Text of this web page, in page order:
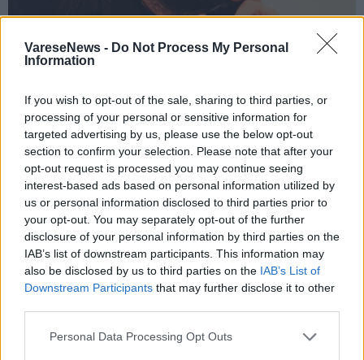
VareseNews - Do Not Process My Personal
Information
If you wish to opt-out of the sale, sharing to third parties, or
processing of your personal or sensitive information for
targeted advertising by us, please use the below opt-out
section to confirm your selection. Please note that after your
opt-out request is processed you may continue seeing
interest-based ads based on personal information utilized by
us or personal information disclosed to third parties prior to
your opt-out. You may separately opt-out of the further
disclosure of your personal information by third parties on the
IAB’s list of downstream participants. This information may
also be disclosed by us to third parties on the IAB’s List of
Downstream Participants that may further disclose it to other
Personal Data Processing Opt Outs
14 Aprile 2023
Al teatro Castellani di Azzate la scuola
del “prof-influencer” Enrico Galiano
Azzate
Cinema Teatro Castellani